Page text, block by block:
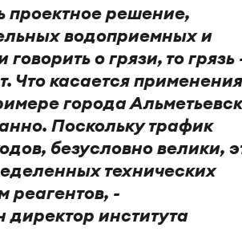
проектное решение,
водоприемных и
о грязи, то грязь
Что касается применения
города
Поскольку трафик
безусловно велики,
технических
реагентов, -
института